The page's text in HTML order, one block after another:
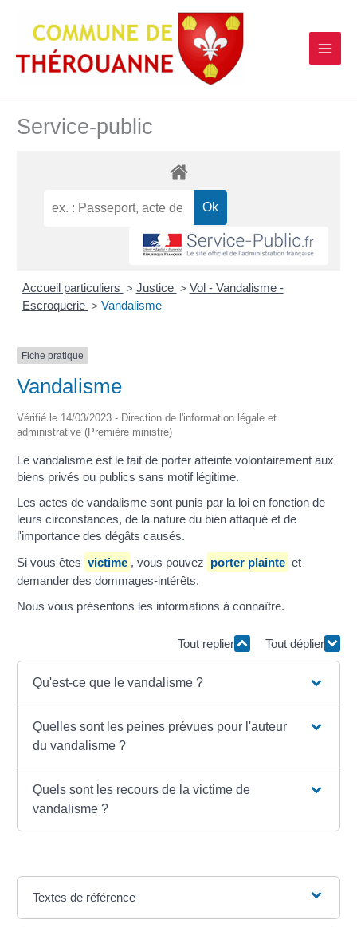
contenu
Service-public
Accueil particuliers > Justice > Vol - Vandalisme -
Escroquerie > Vandalisme
Fiche pratique
Vandalisme
Vérifié le 14/03/2023 - Direction de l'information légale et
administrative (Première ministre)
Le vandalisme est le fait de porter atteinte volontairement aux
biens privés ou publics sans motif légitime.
Les actes de vandalisme sont punis par la loi en fonction de
leurs circonstances, de la nature du bien attaqué et de
l'importance des dégâts causés.
Si vous êtes victime , vous pouvez porter plainte et
demander desdommages-intérêts.
Nous vous présentons les informations à connaître.
Tout replier Tout déplier
Qu'est-ce que le vandalisme ?
Quelles sont les peines prévues pour l'auteur
du vandalisme ?
Quels sont les recours de la victime de
vandalisme ?
Textes de référence